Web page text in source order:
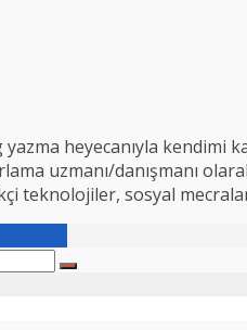
yazma heyecanıyla kendimi
uzmanı/danışmanı
teknolojiler, sosyal